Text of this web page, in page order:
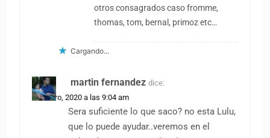
otros consagrados caso fromme,
thomas, tom, bernal, primoz etc…
Cargando...
martin fernandez dice:
29 enero, 2020 a las 9:04 am
Sera suficiente lo que saco? no esta Lulu,
que lo puede ayudar..veremos en el